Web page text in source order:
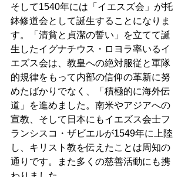
そして1540年には「イエスズ会」が托
鉢修道会として誕生することになりま
す。「清貧と貞潔の誓い」を立てて誕
生したイグナチウス・ロヨラ率いるイ
エズス会は、教皇への絶対服従と軍隊
的規律をもって内部の信仰の革新に努
めたばかりでなく、「積極的に海外伝
道」を進めました。南米やアジアへの
宣教、そして日本にもイエズス会士フ
ランシスコ・ザビエルが1549年に上陸
し、キリスト教を伝えたことは周知の
通りです。また多くの慈善活動にも携